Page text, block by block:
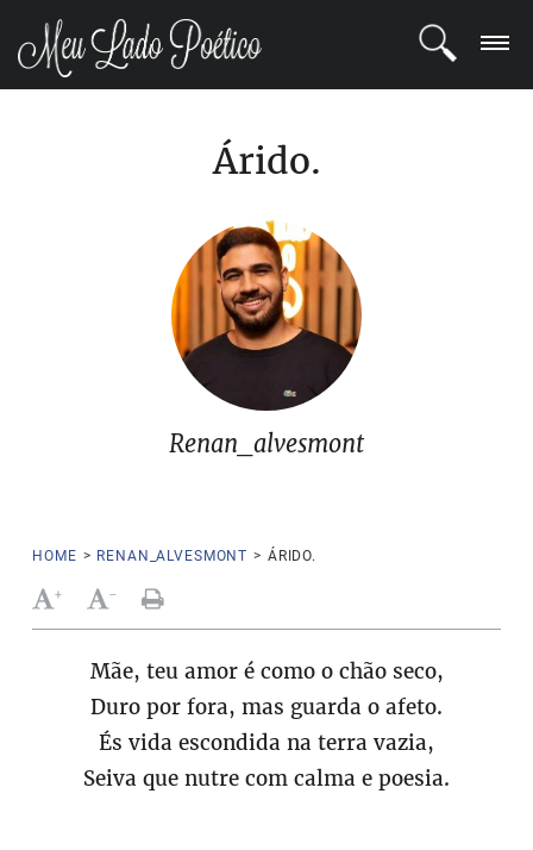
Árido.
Renan_alvesmont
HOME > RENAN_ALVESMONT > ÁRIDO.
+ -
Mãe, teu amor é como o chão seco,
Duro por fora, mas guarda o afeto.
És vida escondida na terra vazia,
Seiva que nutre com calma e poesia.